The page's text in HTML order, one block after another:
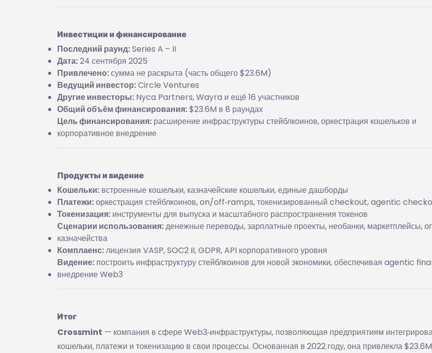
Инвестиции и финансирование
Последний раунд:Series A – II
Дата:24 сентября 2025
Привлечено:сумма не раскрыта (часть общего $23.6M)
Ведущий инвестор:Circle Ventures
Другие инвесторы: Nyca Partners, Wayra и ещё 16 участников
Общий объём финансирования:$23.6M в 8 раундах
Цель финансирования: расширение инфраструктуры стейблкоинов, оркестрация кошельков и
корпоративное внедрение
Продукты и видение
Кошельки: встроенные кошельки, казначейские кошельки, единые дашборды
Платежи:оркестрация стейблкоинов, on/off‑ramps, токенизированный checkout, agentic
Токенизация: инструменты для выпуска и масштабного распространения токенов
Сценарии использования:денежные переводы, зарплатные проекты, необанки, маркетплейсы,
казначейства
Комплаенс:лицензия VASP, SOC2 II, GDPR, API корпоративного уровня
Видение: построить инфраструктуру стейблкоинов для новой экономики, обеспечивая agentic
внедрение Web3
Итог
Crossmint — компания в сфере Web3‑инфраструктуры, позволяющая предприятиям
кошельки, платежи и токенизацию в свои процессы. Основанная в 2022 году, она привлекла